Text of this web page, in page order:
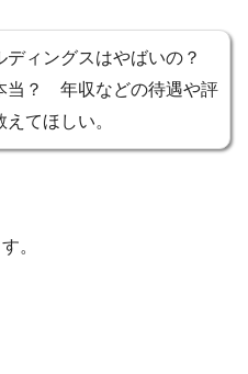
ディングスはやばいの？
当？ 年収などの待遇や評
てほしい。
。